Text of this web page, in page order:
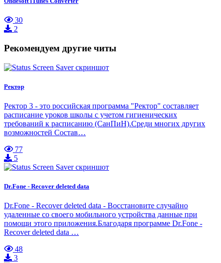
30
2
Рекомендуем другие читы
Ректор
Ректор 3 - это российская программа "Ректор" составляет
расписание уроков школы с учетом гигиенических
требований к расписанию (СанПиН).Среди многих других
возможностей Состав…
77
5
Dr.Fone - Recover deleted data
Dr.Fone - Recover deleted data - Восстановите случайно
удаленные со своего мобильного устройства данные при
помощи этого приложения.Благодаря программе Dr.Fone -
Recover deleted data …
48
3